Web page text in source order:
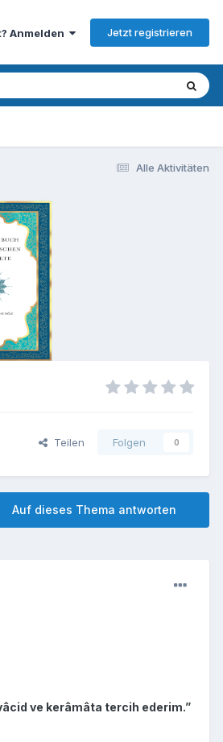
Anmelden Jetzt registrieren
Alle Aktivitäten
Teilen Folgen 0
Auf dieses Thema antworten
ve kerâmâta tercih ederim.”